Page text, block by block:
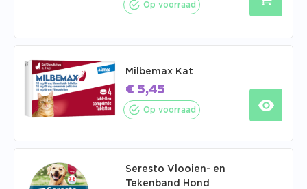
Op voorraad
Milbemax Kat
€ 5,45
Op voorraad
Seresto Vlooien- en
Tekenband Hond